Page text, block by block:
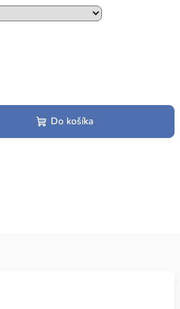
Do košíka